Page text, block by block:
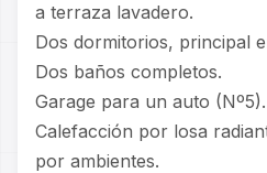
a terraza lavadero.
Dos dormitorios, principal
Dos baños completos.
Garage para un auto (Nº5).
Calefacción por losa
por ambientes.